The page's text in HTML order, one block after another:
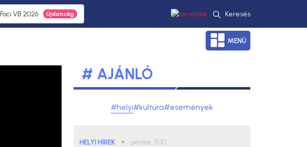
Foci VB 2026 Keresés
MENÜ
# AJÁNLÓ
#helyi#kultúra#események
HELYI HÍREK ● péntek, 15:10